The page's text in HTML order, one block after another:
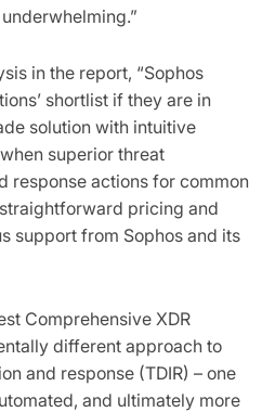
in the report, “Sophos
shortlist if they are in
solution with intuitive
superior threat
response actions for common
pricing and
support from Sophos and its
Comprehensive XDR
different approach to
and response (TDIR) – one
and ultimately more